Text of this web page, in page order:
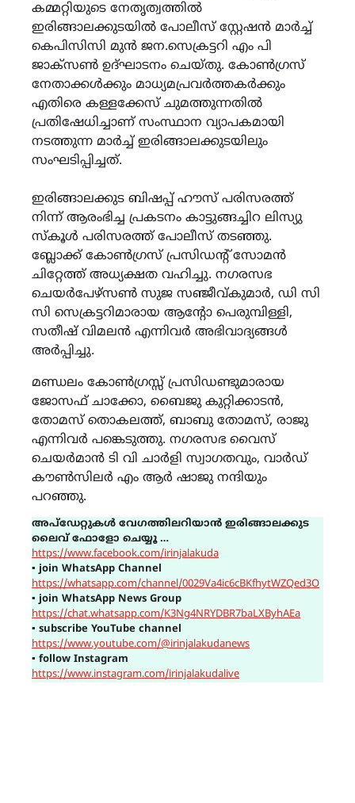
കമ്മറ്റിയുടെ നേതൃത്വത്തിൽ
ഇരിങ്ങാലക്കുടയിൽ പോലീസ് സ്റ്റേഷൻ മാർച്ച്
കെപിസിസി മുൻ ജന.സെക്രട്ടറി എം പി
ജാക്സൺ ഉദ്ഘാടനം ചെയ്തു. കോൺഗ്രസ്
നേതാക്കൾക്കും മാധ്യമപ്രവർത്തകർക്കും
എതിരെ കള്ളക്കേസ് ചുമത്തുന്നതിൽ
പ്രതിഷേധിച്ചാണ് സംസ്ഥാന വ്യാപകമായി
നടത്തുന്ന മാർച്ച് ഇരിങ്ങാലക്കുടയിലും
സംഘടിപ്പിച്ചത്.
ഇരിങ്ങാലക്കുട ബിഷപ്പ് ഹൗസ് പരിസരത്ത്
നിന്ന് ആരംഭിച്ച പ്രകടനം കാട്ടുങ്ങച്ചിറ ലിസ്യു
സ്കൂൾ പരിസരത്ത് പോലീസ് തടഞ്ഞു.
ബ്ലോക്ക് കോൺഗ്രസ് പ്രസിഡന്റ് സോമൻ
ചിറ്റേത്ത് അധ്യക്ഷത വഹിച്ചു. നഗരസഭ
ചെയർപേഴ്‌സൺ സുജ സഞ്ജീവ്കുമാർ, ഡി സി
സി സെക്രട്ടറിമാരായ ആന്റോ പെരുമ്പിള്ളി,
സതീഷ് വിമലൻ എന്നിവർ അഭിവാദ്യങ്ങൾ
അർപ്പിച്ചു.
മണ്ഡലം കോൺഗ്രസ്സ് പ്രസിഡണ്ടുമാരായ
ജോസഫ് ചാക്കോ, ബൈജു കുറ്റിക്കാടൻ,
തോമസ് തൊകലത്ത്, ബാബു തോമസ്, രാജു
എന്നിവർ പങ്കെടുത്തു. നഗരസഭ വൈസ്
ചെയർമാൻ ടി വി ചാർളി സ്വാഗതവും, വാർഡ്
കൗൺസിലർ എം ആർ ഷാജു നന്ദിയും
പറഞ്ഞു.
അപ്ഡേറ്റുകൾ വേഗത്തിലറിയാൻ ഇരിങ്ങാലക്കുട
ലൈവ് ഫോളോ ചെയ്യൂ …
https://www.facebook.com/irinjalakuda
▪ join WhatsApp Channel
https://whatsapp.com/channel/0029Va4ic6cBKfhytWZQed3O
▪ join WhatsApp News Group
https://chat.whatsapp.com/K3Ng4NRYDBR7baLXByhAEa
▪ subscribe YouTube channel
https://www.youtube.com/@irinjalakudanews
▪ follow Instagram
https://www.instagram.com/irinjalakudalive